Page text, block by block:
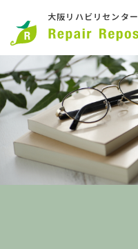
大阪リハビリセンター